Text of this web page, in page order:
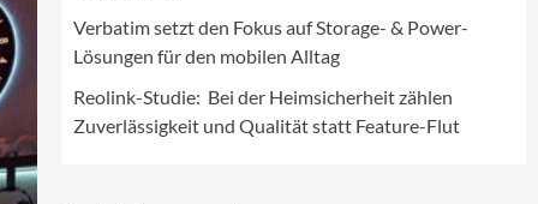
Verbatim setzt den Fokus auf Storage- & Power-
Lösungen für den mobilen Alltag
Reolink-Studie: Bei der Heimsicherheit zählen
Zuverlässigkeit und Qualität statt Feature-Flut
6
Top Story Wirtschaft
IFA App 2026 als Download für
iPhone und Android
verfügbar